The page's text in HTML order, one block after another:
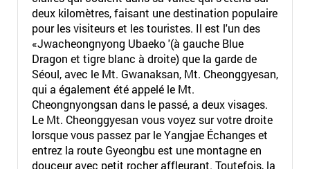
deux kilomètres, faisant une destination populaire
pour les visiteurs et les touristes. Il est l'un des
«Jwacheongnyong Ubaeko '(à gauche Blue
Dragon et tigre blanc à droite) que la garde de
Séoul, avec le Mt. Gwanaksan, Mt. Cheonggyesan,
qui a également été appelé le Mt.
Cheongnyongsan dans le passé, a deux visages.
Le Mt. Cheonggyesan vous voyez sur votre droite
lorsque vous passez par le Yangjae Échanges et
entrez la route Gyeongbu est une montagne en
douceur avec petit rocher affleurant. Toutefois, la